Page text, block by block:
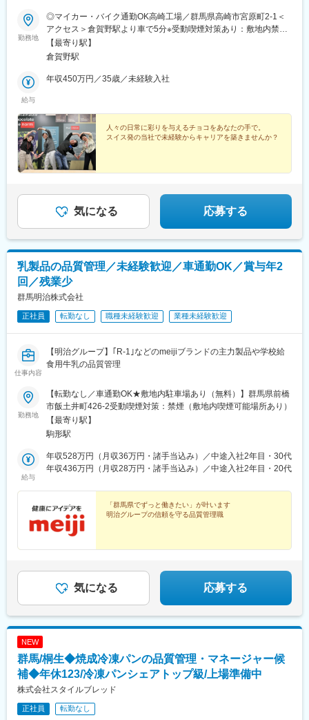
勤務地
◎マイカー・バイク通勤OK高崎工場／群馬県高崎市宮原町2-1＜
アクセス＞倉賀野駅より車で5分※受動喫煙対策あり：敷地内禁煙
（喫煙所あり）※将来海外拠点への挑戦も可能！（希望者以外は転
勤なし）＼工場リニューアル予定／───・───・───最新設
る予定です！
【最寄り駅】
倉賀野駅
給与
年収450万円／35歳／未経験入社
人々の日常に彩りを与えるチョコをあなたの手で。
スイス発の当社で未経験からキャリアを築きませんか？
気になる 応募する
乳製品の品質管理／未経験歓迎／車通勤OK／賞与年2
回／残業少
群馬明治株式会社
正社員 転勤なし 職種未経験歓迎 業種未経験歓迎
仕事内容
【明治グループ】｢R-1｣などのmeijiブランドの主力製品や学校給
食用牛乳の品質管理
勤務地
【転勤なし／車通勤OK★敷地内駐車場あり（無料）】群馬県前橋
市飯土井町426-2受動喫煙対策：禁煙（敷地内喫煙可能場所あり）
【最寄り駅】
駒形駅
給与
年収528万円（月収36万円・諸手当込み）／中途入社2年目・30代
年収436万円（月収28万円・諸手当込み）／中途入社2年目・20代
「群馬県でずっと働きたい」が叶います
明治グループの信頼を守る品質管理職
気になる 応募する
NEW
群馬/桐生◆焼成冷凍パンの品質管理・マネージャー候
補◆年休123/冷凍パンシェアトップ級/上場準備中
株式会社スタイルブレッド
正社員 転勤なし